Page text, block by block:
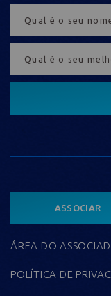
ASSOCIAR
ÁREA DO
POLÍTICA DE